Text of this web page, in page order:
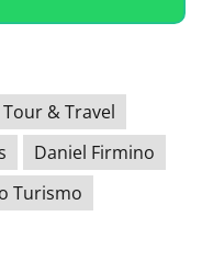
& Travel
Daniel Firmino
Turismo